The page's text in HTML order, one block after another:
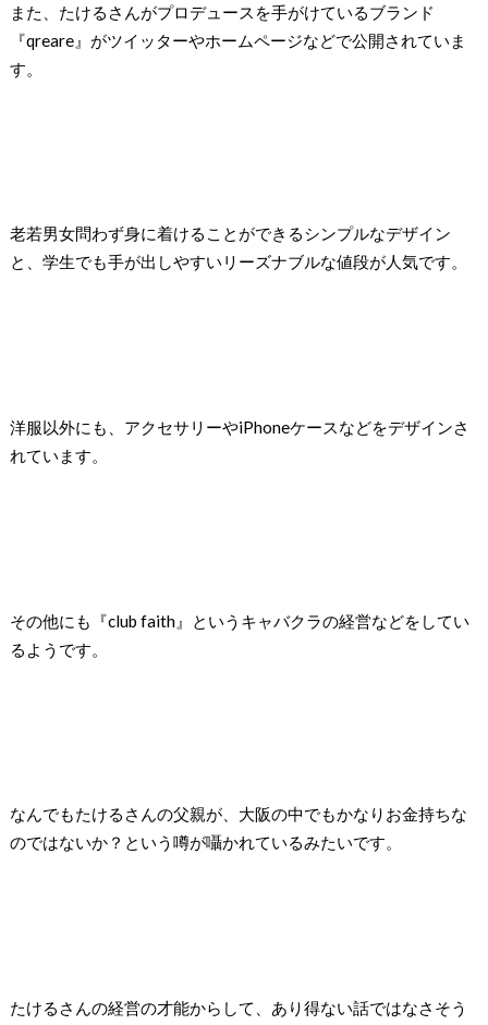
また、たけるさんがプロデュースを手がけているブランド
『qreare』がツイッターやホームページなどで公開されていま
す。
老若男女問わず身に着けることができるシンプルなデザイン
と、学生でも手が出しやすいリーズナブルな値段が人気です。
洋服以外にも、アクセサリーやiPhoneケースなどをデザインさ
れています。
その他にも『club faith』というキャバクラの経営などをしてい
るようです。
なんでもたけるさんの父親が、大阪の中でもかなりお金持ちな
のではないか？という噂が囁かれているみたいです。
たけるさんの経営の才能からして、あり得ない話ではなさそう